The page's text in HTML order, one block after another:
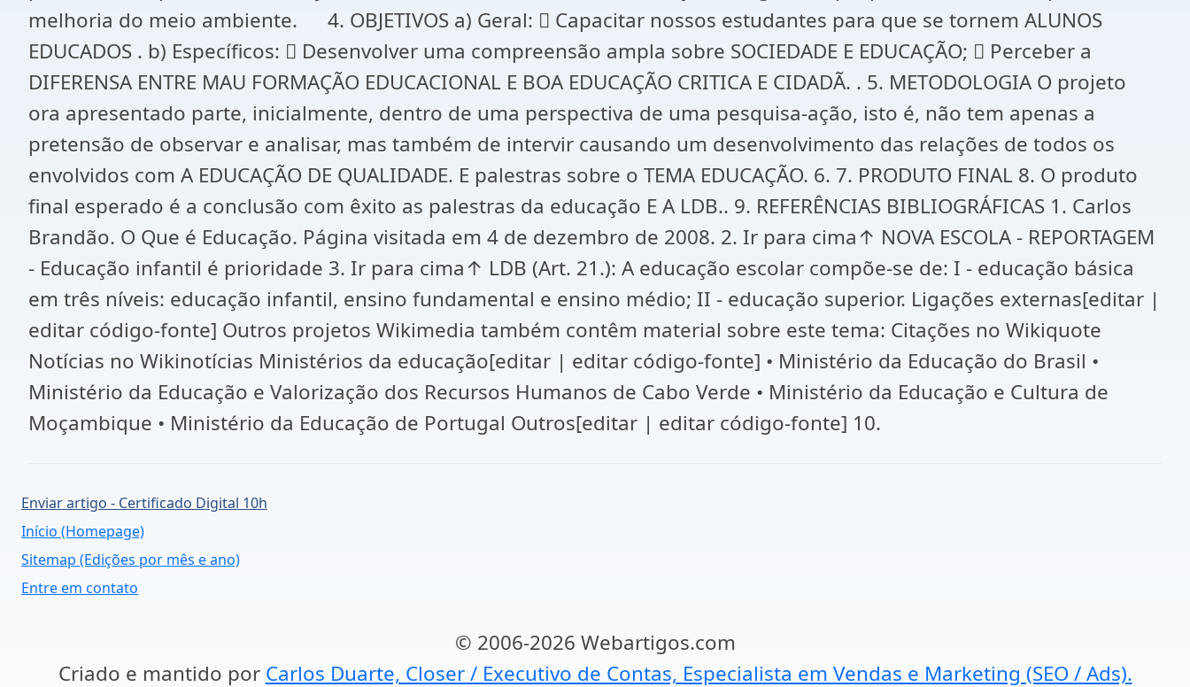
melhoria do meio ambiente. 4. OBJETIVOS a) Geral:  Capacitar nossos estudantes para que se tornem ALUNOS
EDUCADOS . b) Específicos:  Desenvolver uma compreensão ampla sobre SOCIEDADE E EDUCAÇÃO;  Perceber a
DIFERENSA ENTRE MAU FORMAÇÃO EDUCACIONAL E BOA EDUCAÇÃO CRITICA E CIDADÃ. . 5. METODOLOGIA O projeto
ora apresentado parte, inicialmente, dentro de uma perspectiva de uma pesquisa-ação, isto é, não tem apenas a
pretensão de observar e analisar, mas também de intervir causando um desenvolvimento das relações de todos os
envolvidos com A EDUCAÇÃO DE QUALIDADE. E palestras sobre o TEMA EDUCAÇÃO. 6. 7. PRODUTO FINAL 8. O produto
final esperado é a conclusão com êxito as palestras da educação E A LDB.. 9. REFERÊNCIAS BIBLIOGRÁFICAS 1. Carlos
Brandão. O Que é Educação. Página visitada em 4 de dezembro de 2008. 2. Ir para cima↑ NOVA ESCOLA - REPORTAGEM
- Educação infantil é prioridade 3. Ir para cima↑ LDB (Art. 21.): A educação escolar compõe-se de: I - educação básica
em três níveis: educação infantil, ensino fundamental e ensino médio; II - educação superior. Ligações externas[editar |
editar código-fonte] Outros projetos Wikimedia também contêm material sobre este tema: Citações no Wikiquote
Notícias no Wikinotícias Ministérios da educação[editar | editar código-fonte] • Ministério da Educação do Brasil •
Ministério da Educação e Valorização dos Recursos Humanos de Cabo Verde • Ministério da Educação e Cultura de
Moçambique • Ministério da Educação de Portugal Outros[editar | editar código-fonte] 10.
Enviar artigo - Certificado Digital 10h
Início (Homepage)
Sitemap (Edições por mês e ano)
Entre em contato
© 2006-2026 Webartigos.com
Criado e mantido por Carlos Duarte, Closer / Executivo de Contas, Especialista em Vendas e Marketing (SEO / Ads).